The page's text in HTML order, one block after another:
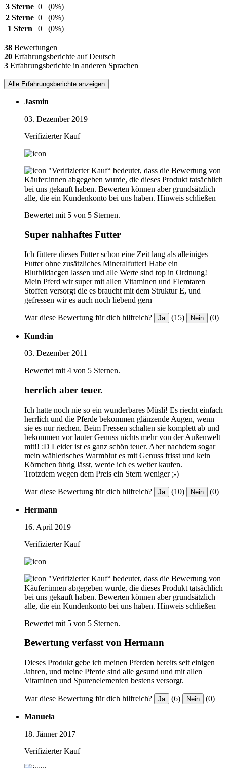
3 Sterne 0
(0%)
2 Sterne 0
(0%)
1 Stern
0 (0%)
38 Bewertungen
20 Erfahrungsberichte auf Deutsch
3 Erfahrungsberichte in anderen Sprachen
Alle Erfahrungsberichte anzeigen
Jasmin
03. Dezember 2019
Verifizierter Kauf
"Verifizierter Kauf“ bedeutet, dass die Bewertung von
Käufer:innen abgegeben wurde, die dieses Produkt tatsächlich
bei uns gekauft haben. Bewerten können aber grundsätzlich
alle, die ein Kundenkonto bei uns haben. Hinweis schließen
Bewertet mit 5 von 5 Sternen.
Super nahhaftes Futter
Ich füttere dieses Futter schon eine Zeit lang als alleiniges
Futter ohne zusätzliches Mineralfutter! Habe ein
Blutbildacgen lassen und alle Werte sind top in Ordnung!
Mein Pferd wir super mit allen Vitaminen und Elemtaren
Stoffen versorgt die es braucht mit dem Struktur E, und
gefressen wir es auch noch liebend gern
War diese Bewertung für dich hilfreich? Ja (15) Nein (0)
Kund:in
03. Dezember 2011
Bewertet mit 4 von 5 Sternen.
herrlich aber teuer.
Ich hatte noch nie so ein wunderbares Müsli! Es riecht einfach
herrlich und die Pferde bekommen glänzende Augen, wenn
sie es nur riechen. Beim Fressen schalten sie komplett ab und
bekommen vor lauter Genuss nichts mehr von der Außenwelt
mit!! :D Leider ist es ganz schön teuer. Aber nachdem sogar
mein wählerisches Warmblut es mit Genuss frisst und kein
Körnchen übrig lässt, werde ich es weiter kaufen.
Trotzdem wegen dem Preis ein Stern weniger ;-)
War diese Bewertung für dich hilfreich? Ja (10) Nein (0)
Hermann
16. April 2019
Verifizierter Kauf
"Verifizierter Kauf“ bedeutet, dass die Bewertung von
Käufer:innen abgegeben wurde, die dieses Produkt tatsächlich
bei uns gekauft haben. Bewerten können aber grundsätzlich
alle, die ein Kundenkonto bei uns haben. Hinweis schließen
Bewertet mit 5 von 5 Sternen.
Bewertung verfasst von Hermann
Dieses Produkt gebe ich meinen Pferden bereits seit einigen
Jahren, und meine Pferde sind alle gesund und mit allen
Vitaminen und Spurenelementen bestens versorgt.
War diese Bewertung für dich hilfreich? Ja (6) Nein (0)
Manuela
18. Jänner 2017
Verifizierter Kauf